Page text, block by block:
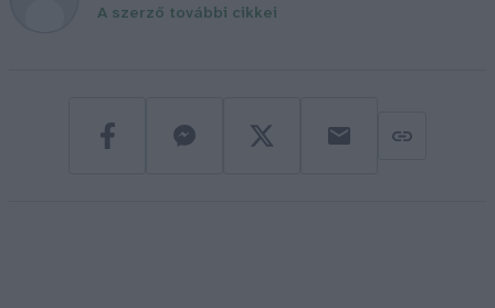
A szerző további cikkei